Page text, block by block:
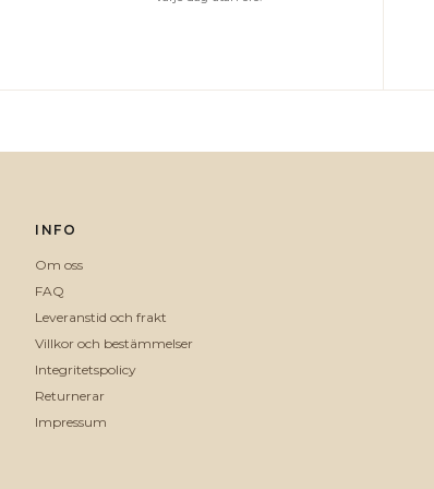
INFO
Om oss
FAQ
Leveranstid och frakt
Villkor och bestämmelser
Integritetspolicy
Returnerar
Impressum